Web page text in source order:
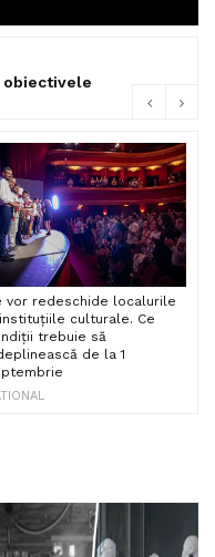
obiectivele
vor redeschide localurile
culturale. Ce
trebuie să
de la 1